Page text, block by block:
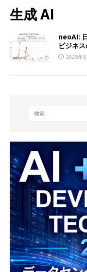
生成 AI
neoAI:
ビジネ
2025年6